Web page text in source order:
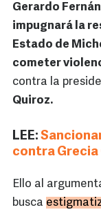
Gerardo
impugnará la
Estado de
cometer
contra la
Quiroz.
LEE:
contra Grecia
Ello al
busca